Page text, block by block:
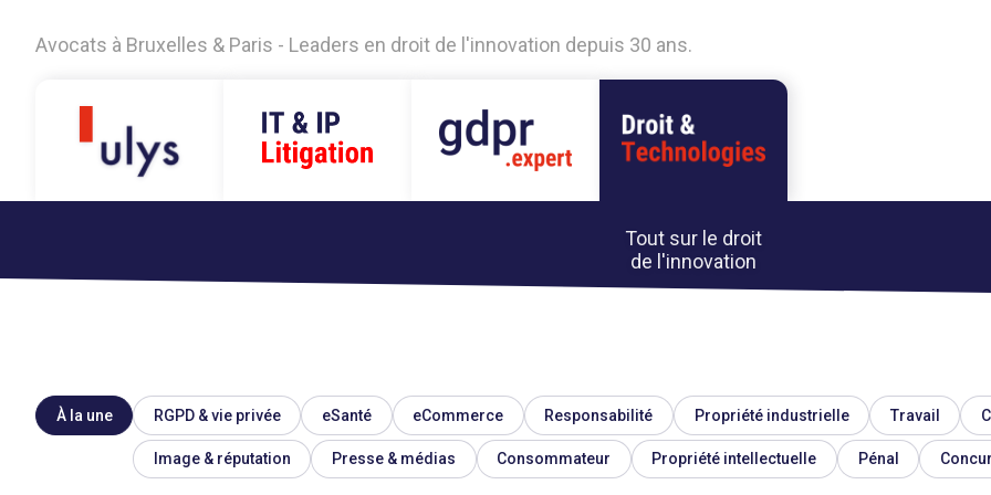
Avocats à Bruxelles & Paris - Leaders en droit de l'innovation depuis 30 ans.
Tout sur le droit
de l'innovation
À la une RGPD & vie privée eSanté eCommerce Responsabilité Propriété industrielle Travail
Image & réputation Presse & médias Consommateur Propriété intellectuelle Pénal